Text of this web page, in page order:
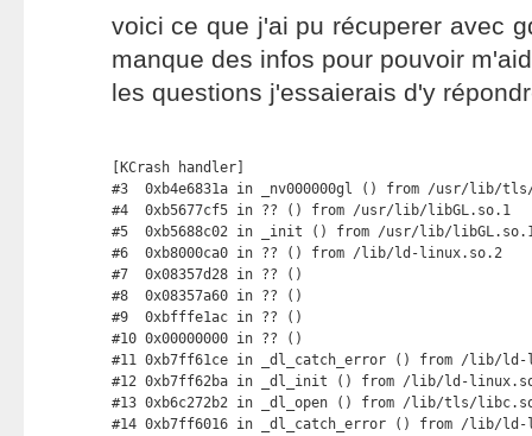
voici ce que j'ai pu récuperer avec
manque des infos pour pouvoir
les questions j'essaierais d'y
[KCrash handler]
#3  0xb4e6831a in _nv000000gl () from /usr/lib/
#4  0xb5677cf5 in ?? () from /usr/lib/libGL.so.1
#5  0xb5688c02 in _init () from /usr/lib/
#6  0xb8000ca0 in ?? () from /lib/ld-linux.so.2
#7  0x08357d28 in ?? ()
#8  0x08357a60 in ?? ()
#9  0xbfffe1ac in ?? ()
#10 0x00000000 in ?? ()
#11 0xb7ff61ce in _dl_catch_error () from /lib/ld-
#12 0xb7ff62ba in _dl_init () from /lib/ld-
#13 0xb6c272b2 in _dl_open () from /lib/tls/
#14 0xb7ff6016 in _dl_catch_error () from /lib/ld-